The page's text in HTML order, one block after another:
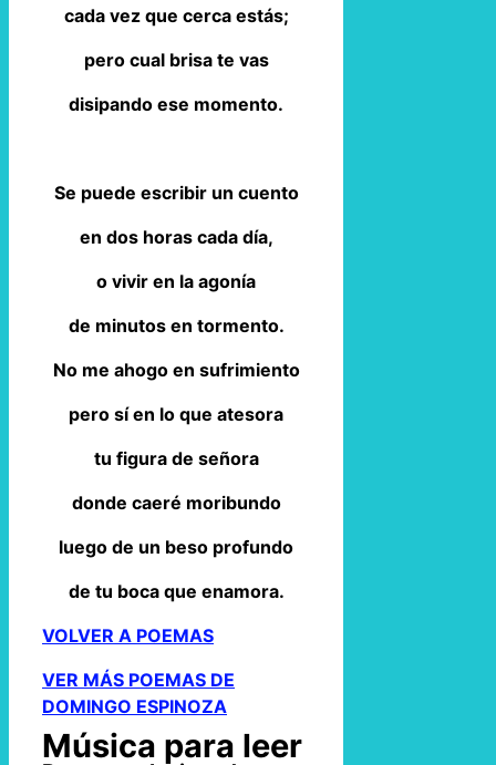
cada vez que cerca estás;
pero cual brisa te vas
disipando ese momento.
Se puede escribir un cuento
en dos horas cada día,
o vivir en la agonía
de minutos en tormento.
No me ahogo en sufrimiento
pero sí en lo que atesora
tu figura de señora
donde caeré moribundo
luego de un beso profundo
de tu boca que enamora.
VOLVER A POEMAS
VER MÁS POEMAS DE
DOMINGO ESPINOZA
Música para leer